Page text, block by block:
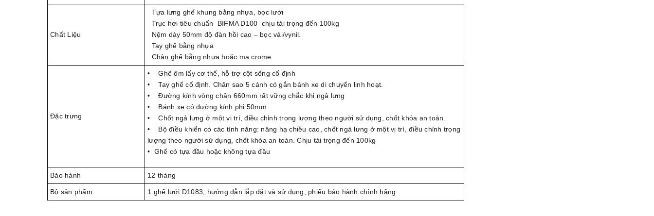
Chất Liệu
Tựa lưng ghế khung bằng nhựa, bọc lưới
Trục hơi tiêu chuẩn BIFMA D100 chịu tải trọng đến 100kg
Nệm dày 50mm độ đàn hồi cao – bọc vải/vynil.
Tay ghế bằng nhựa
Chân ghế bằng nhựa hoặc mạ crome
Đặc trưng
• Ghế ôm lấy cơ thể, hỗ trợ cột sống cố định
• Tay ghế cố định. Chân sao 5 cánh có gắn bánh xe di chuyển linh hoạt.
• Đường kính vòng chân 660mm rất vững chắc khi ngả lưng
• Bánh xe có đường kính phi 50mm
• Chốt ngả lưng ở một vị trí, điều chỉnh trọng lượng theo người sử dụng, chốt khóa an toàn.
• Bộ điều khiển có các tính năng: nâng hạ chiều cao, chốt ngả lưng ở một vị trí, điều chỉnh trọng
lượng theo người sử dụng, chốt khóa an toàn. Chịu tải trọng đến 100kg
• Ghế có tựa đầu hoặc không tựa đầu
Bảo hành 12 tháng
Bộ sản phẩm 1 ghế lưới D1083, hướng dẫn lắp đặt và sử dụng, phiếu bảo hành chính hãng